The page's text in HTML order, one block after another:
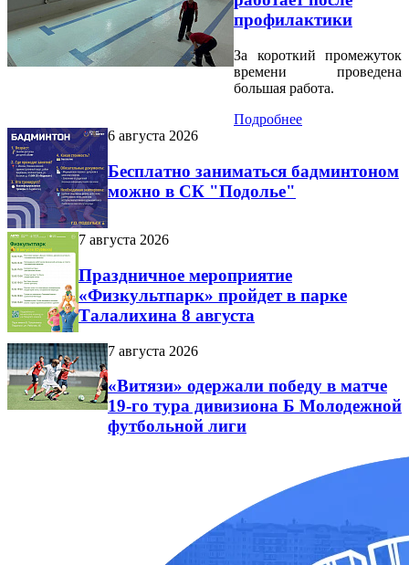
профилактики
За короткий промежуток
времени проведена
большая работа.
Подробнее
6 августа 2026
Бесплатно заниматься бадминтоном
можно в СК "Подолье"
7 августа 2026
Праздничное мероприятие
«Физкультпарк» пройдет в парке
Талалихина 8 августа
7 августа 2026
«Витязи» одержали победу в матче
19-го тура дивизиона Б Молодежной
футбольной лиги